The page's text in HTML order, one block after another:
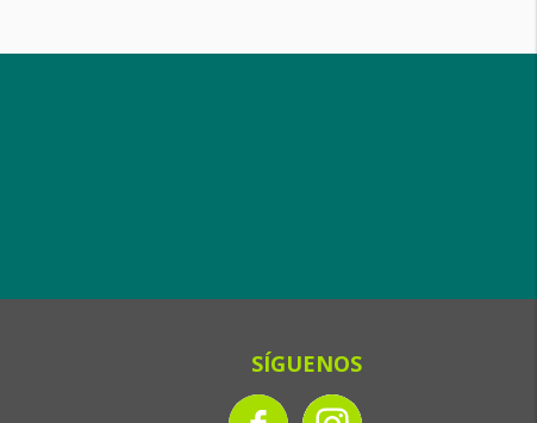
SÍGUENOS